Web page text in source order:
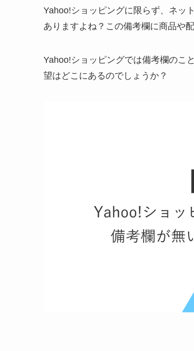
Yahoo!ショッピングに限らず、ネッ
ありますよね？この備考欄に商品や
Yahoo!ショッピングでは備考欄のこ
望はどこにあるのでしょうか？